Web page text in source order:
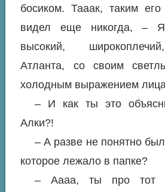
босиком. Тааак, таким
видел еще никогда, –
высокий,
Атланта, со своим
холодным выражением
– И как ты это
Алки?!
– А разве не понятно
которое лежало в папке?
– Аааа, ты про тот